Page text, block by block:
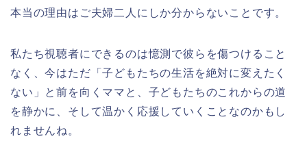
本当の理由はご夫婦二人にしか分からないことです。
私たち視聴者にできるのは憶測で彼らを傷つけること
なく、今はただ「子どもたちの生活を絶対に変えたく
ない」と前を向くママと、子どもたちのこれからの道
を静かに、そして温かく応援していくことなのかもし
れませんね。